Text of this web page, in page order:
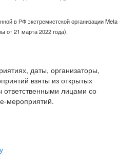
в РФ экстремистской организации Meta
от 21 марта 2022 года).
даты, организаторы,
взяты из открытых
ответственными лицами со
мероприятий.